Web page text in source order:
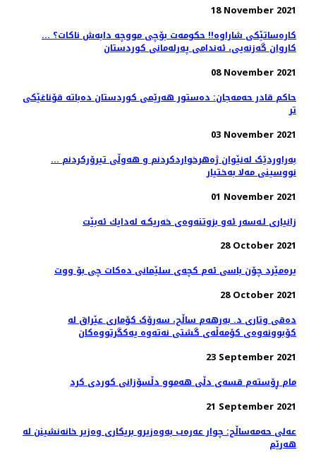
18 November 2021
کارەساتێکی شاراوە!! حکومەت بۆچی مووچە دابەش ناکات؟ ...
كاروان گه‌زنه‌یی، ئه‌ندامی په‌رله‌مانی كوردستان
08 November 2021
حاكم قادر حه‌مه‌جان: دەستور ھەرێمی كوردستان دەباتە قۆناغێكی
تر
03 November 2021
بەراوردێک لەنێوان ژەهرخواردکردنم و هەوڵی تیرۆرکردنم ...
نووسینی مەلا بەختیار
01 November 2021
زانیاری لـەسەر ئەو بزوتنەوەی خەریكـە لەدایك ئەبێت
28 October 2021
یرەمێرد چۆن باسی ئەم كچەی سلێمانی دەكات چی بۆ ووت
28 October 2021
دەقی وتاری د. بەرهەم ساڵح، سەرۆک کۆماری عێراق لە
کۆبوونەوەی کۆمەڵەی گشتی نەتەوە یەکگرتووەکان
23 September 2021
مام ڕۆستەم قسەی دڵی هەموو دڵسۆزانی کوردی کرد
21 September 2021
عەلی حەمەساڵح: چوار عەرەب بەوەزیرو بریکاری وەزیر خانەنشینن لە
ھەرێم